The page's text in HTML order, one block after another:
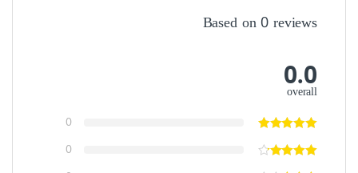
Based on 0 reviews
0.0
overall
0
0